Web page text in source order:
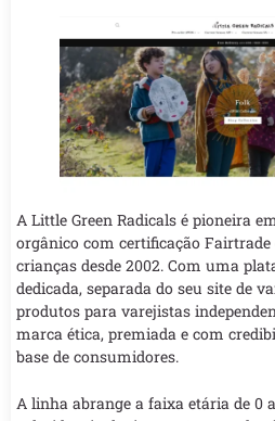
A Little Green Radicals é pioneira
orgânico com certificação Fairtrade
crianças desde 2002. Com uma
dedicada, separada do seu site de
produtos para varejistas
marca ética, premiada e com
base de consumidores.
A linha abrange a faixa etária de 0